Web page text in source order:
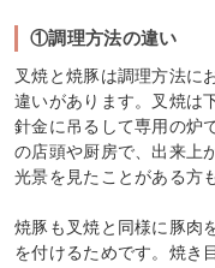
①調理方法の違い
叉焼と焼豚は調理方法に
違いがあります。叉焼は
針金に吊るして専用の炉
の店頭や厨房で、出来上
光景を見たことがある方
焼豚も叉焼と同様に豚肉
を付けるためです。焼き